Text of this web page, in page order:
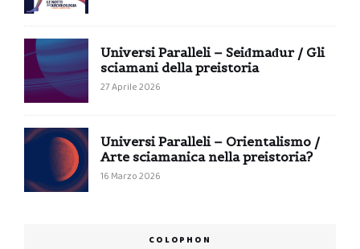
Universi Paralleli – Seiđmađur / Gli
sciamani della preistoria
27 Aprile 2026
Universi Paralleli – Orientalismo /
Arte sciamanica nella preistoria?
16 Marzo 2026
COLOPHON